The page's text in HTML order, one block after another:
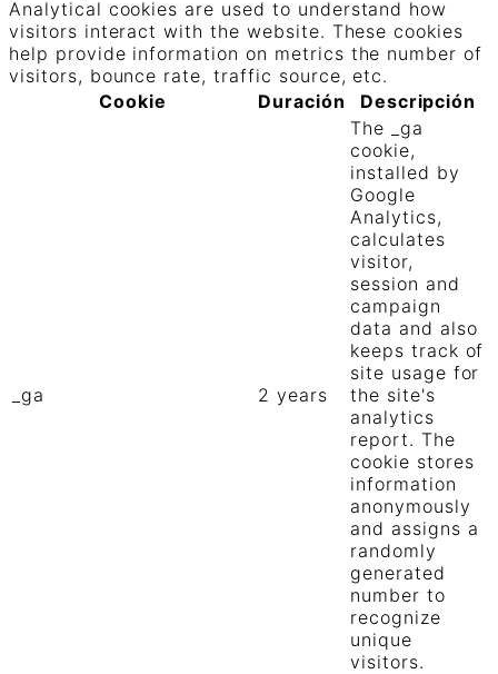
Analytical cookies are used to understand how
visitors interact with the website. These cookies
help provide information on metrics the number of
visitors, bounce rate, traffic source, etc.
Cookie
Duración Descripción
_ga 2 years
The _ga
cookie,
installed by
Google
Analytics,
calculates
visitor,
session and
campaign
data and also
keeps track of
site usage for
the site's
analytics
report. The
cookie stores
information
anonymously
and assigns a
randomly
generated
number to
recognize
unique
visitors.